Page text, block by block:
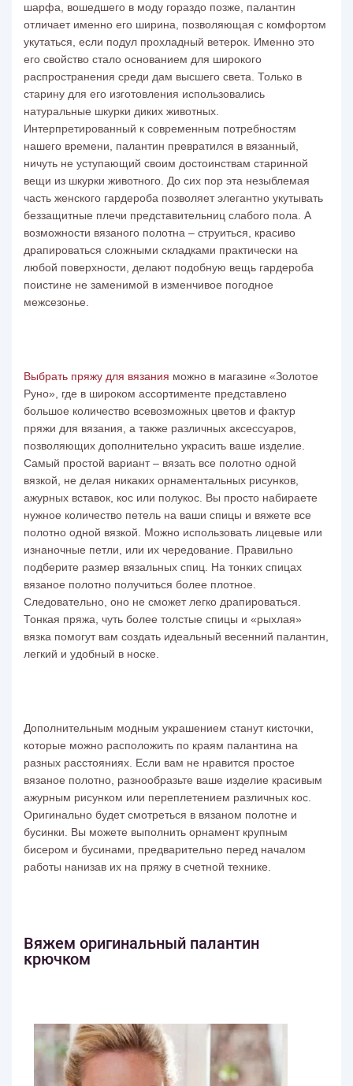
шарфа, вошедшего в моду гораздо позже, палантин
отличает именно его ширина, позволяющая с комфортом
укутаться, если подул прохладный ветерок. Именно это
его свойство стало основанием для широкого
распространения среди дам высшего света. Только в
старину для его изготовления использовались
натуральные шкурки диких животных.
Интерпретированный к современным потребностям
нашего времени, палантин превратился в вязанный,
ничуть не уступающий своим достоинствам старинной
вещи из шкурки животного. До сих пор эта незыблемая
часть женского гардероба позволяет элегантно укутывать
беззащитные плечи представительниц слабого пола. А
возможности вязаного полотна – струиться, красиво
драпироваться сложными складками практически на
любой поверхности, делают подобную вещь гардероба
поистине не заменимой в изменчивое погодное
межсезонье.
Выбрать пряжу для вязания можно в магазине «Золотое
Руно», где в широком ассортименте представлено
большое количество всевозможных цветов и фактур
пряжи для вязания, а также различных аксессуаров
позволяющих дополнительно украсить ваше изделие.
Самый простой вариант – вязать все полотно одной
вязкой, не делая никаких орнаментальных рисунков,
ажурных вставок, кос или полукос. Вы просто набираете
нужное количество петель на ваши спицы и вяжете все
полотно одной вязкой. Можно использовать лицевые или
изнаночные петли, или их чередование. Правильно
подберите размер вязальных спиц. На тонких спицах
вязаное полотно получиться более плотное.
Следовательно, оно не сможет легко драпироваться.
Тонкая пряжа, чуть более толстые спицы и «рыхлая»
вязка помогут вам создать идеальный весенний палантин,
легкий и удобный в носке.
Дополнительным модным украшением станут кисточки,
которые можно расположить по краям палантина на
разных расстояниях. Если вам не нравится простое
вязаное полотно, разнообразьте ваше изделие красивым
ажурным рисунком или переплетением различных кос.
Оригинально будет смотреться в вязаном полотне и
бусинки. Вы можете выполнить орнамент крупным
бисером и бусинами, предварительно перед началом
работы нанизав их на пряжу в счетной технике.
Вяжем оригинальный палантин
крючком